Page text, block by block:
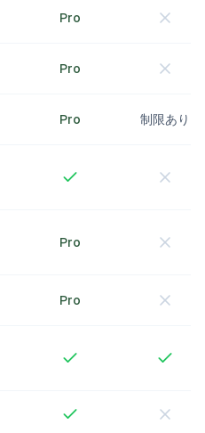
Pro
Pro
Pro 制限あり
Pro
Pro